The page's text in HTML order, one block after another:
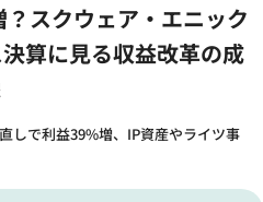
スクウェア・エニック
算に見る収益改革の成
しで利益39%増、IP資産やライツ事